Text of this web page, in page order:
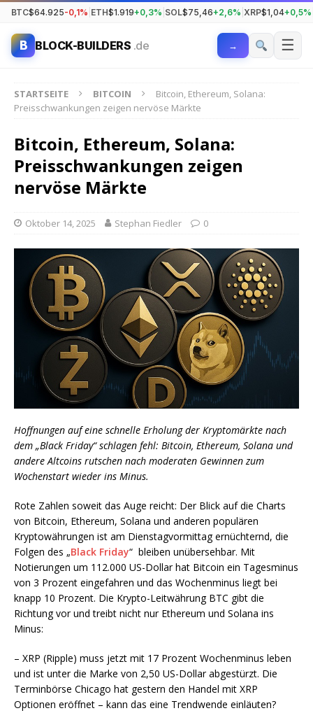
BTC$64.925-0,1% ETH$1.919+0,3% SOL$75,46+2,6% XRP$1,04+0,5%
B BLOCK-BUILDERS .de → ☰
STARTSEITE BITCOIN
Bitcoin, Ethereum, Solana:
Preisschwankungen zeigen nervöse Märkte
Bitcoin, Ethereum, Solana:
Preisschwankungen zeigen
nervöse Märkte
Oktober 14, 2025 Stephan Fiedler 0
Hoffnungen auf eine schnelle Erholung der Kryptomärkte nach
dem „Black Friday“ schlagen fehl: Bitcoin, Ethereum, Solana und
andere Altcoins rutschen nach moderaten Gewinnen zum
Wochenstart wieder ins Minus.
Rote Zahlen soweit das Auge reicht: Der Blick auf die Charts
von Bitcoin, Ethereum, Solana und anderen populären
Kryptowährungen ist am Dienstagvormittag ernüchternd, die
Folgen des „Black Friday“ bleiben unübersehbar. Mit
Notierungen um 112.000 US-Dollar hat Bitcoin ein Tagesminus
von 3 Prozent eingefahren und das Wochenminus liegt bei
knapp 10 Prozent. Die Krypto-Leitwährung BTC gibt die
Richtung vor und treibt nicht nur Ethereum und Solana ins
Minus:
– XRP (Ripple) muss jetzt mit 17 Prozent Wochenminus leben
und ist unter die Marke von 2,50 US-Dollar abgestürzt. Die
Terminbörse Chicago hat gestern den Handel mit XRP
Optionen eröffnet – kann das eine Trendwende einläuten?